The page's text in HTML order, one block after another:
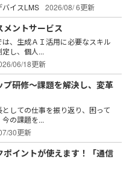
バイスLMS 2026/08/ 6更新
メントサービス
、生成ＡＩ活用に必要なスキル
し、個人...
06/18更新
プ研修～課題を解決し、変革
しての仕事を振り返り、困って
の課題を...
30更新
ポイントが使えます！「通信